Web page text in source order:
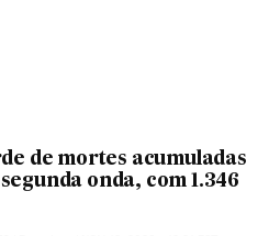
de mortes acumuladas
onda, com 1.346